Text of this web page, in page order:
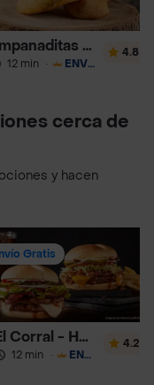
Empanaditas de Pipian - Empanadas
12 min · ENVÍO GRATIS
4.8
cerca de
y hacen
Gratis
El Corral - Hamburguesa
12 min · ENVÍO GRATIS
4.2